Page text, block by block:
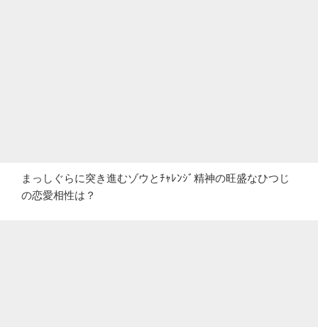
まっしぐらに突き進むゾウとﾁｬﾚﾝｼﾞ精神の旺盛なひつじ
の恋愛相性は？